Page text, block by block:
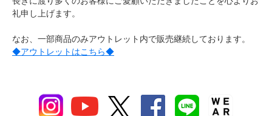
礼申し上げます。
なお、一部商品のみアウトレット内で販売継続しております。
◆アウトレットはこちら◆